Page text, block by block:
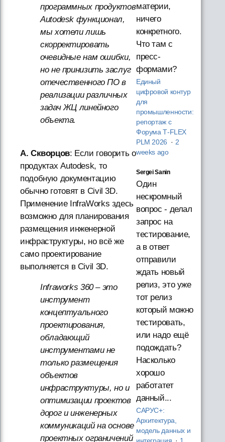
программных продуктов
Autodesk функционал,
мы хотели лишь
скорректировать
очевидные нам ошибки,
но не принизить заслуг
отечественного ПО в
реализации различных
задач ЖЦ линейного
объекта.
А. Скворцов: Если говорить о
продуктах Autodesk, то
подобную документацию
обычно готовят в Civil 3D.
Применение InfraWorks здесь
возможно для планирования
размещения инженерной
инфраструктуры, но всё же
само проектирование
выполняется в Civil 3D.
Infraworks 360 – это
инструмент
концептуального
проектирования,
обладающий
инструментами не
только размещения
объектов
инфраструктуры, но и
оптимизации проектов
дорог и инженерных
коммуникаций на основе
проектных ограничений
материи,
ничего
конкретного.
Что там с
пресс-
формами?
Единый
цифровой контур
для
промышленности:
репортаж с
Форума T‑FLEX
PLM 2026 · 2
weeks ago
Sergei Sanin
Один
нескромный
вопрос - делал
запрос на
тестирование,
а в ответ
отправили
ждать новый
релиз, это уже
тот релиз
который можно
тестировать,
или надо ещё
подождать?
Насколько
хорошо
работатет
данный...
САРУС+:
Архитектура,
модель данных и